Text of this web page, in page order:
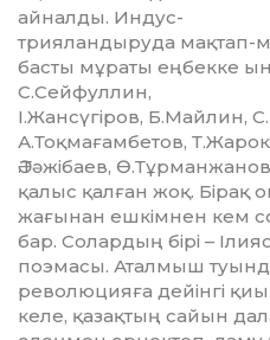
айналды. Индус­-
т­рия­ландыруда мақтап-
басты мұраты еңбекке
C.Сейфуллин,
І.Жансүгіров, Б.Майлин,
А.Тоқма­ғам­бетов,
Ә.Тә­жібаев,
қалыс қалған жоқ. Бірақ
жағынан ешкімнен кем
бар. Солардың бірі –
поэмасы. Аталмыш
революцияға дейінгі
келе, қа­зақтың сайын